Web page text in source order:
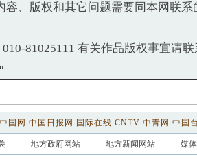
容、版权和其它问题需要同本网联系
81025111 有关作品版权事宜请联
中国网 中国日报网 国际在线 CNTV 中青网 中国
地方政府网站 地方新闻网站 媒